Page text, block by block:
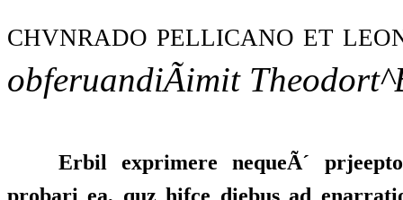
chvnrado pellicano et
obferuandiÃimit
Erbil exprimere nequeÃ´